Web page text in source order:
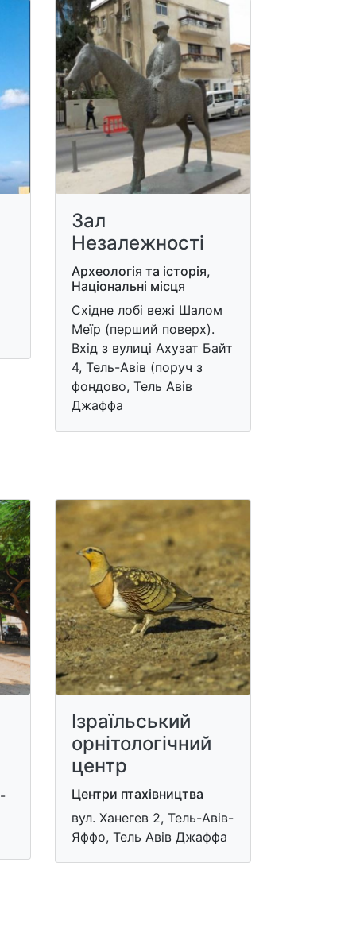
Зал
Незалежності
Археологія та історія,
Національні місця
Східне лобі вежі Шалом
Меїр (перший поверх).
Вхід з вулиці Ахузат Байт
4, Тель-Авів (поруч з
фондово, Тель Авів
Джаффа
Ізраїльський
орнітологічний
центр
Центри птахівництва
вул. Ханегев 2, Тель-Авів-
Яффо, Тель Авів Джаффа